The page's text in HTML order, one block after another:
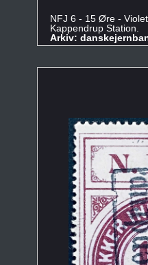
NFJ 6 - 15 Øre -
Kappendrup Station.
Arkiv: